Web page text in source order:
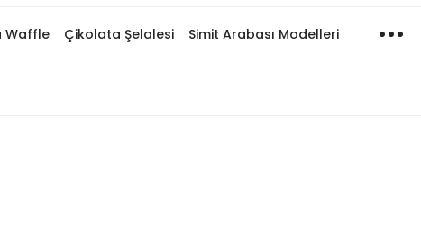
Waffle Çikolata Şelalesi Simit Arabası Modelleri